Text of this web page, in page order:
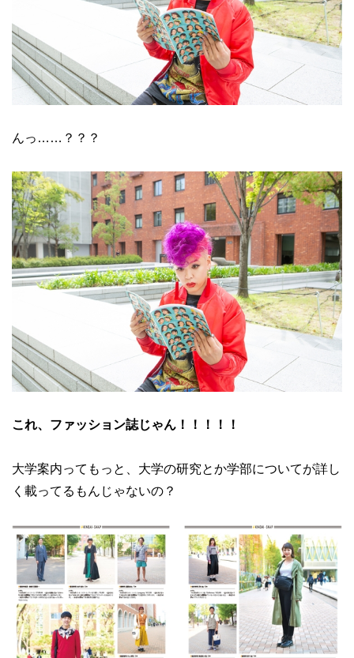
んっ……？？？
これ、ファッション誌じゃん！！！！！
大学案内ってもっと、大学の研究とか学部についてが詳し
く載ってるもんじゃないの？